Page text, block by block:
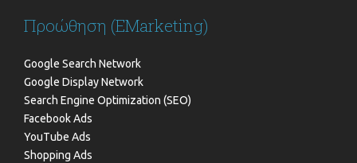
Προώθηση (EMarketing)
Google Search Network
Google Display Network
Search Engine Optimization (SEO)
Facebook Ads
YouTube Ads
Shopping Ads